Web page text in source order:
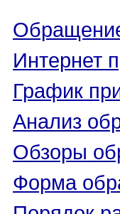
Интернет
График
Анализ
Обзоры
Форма